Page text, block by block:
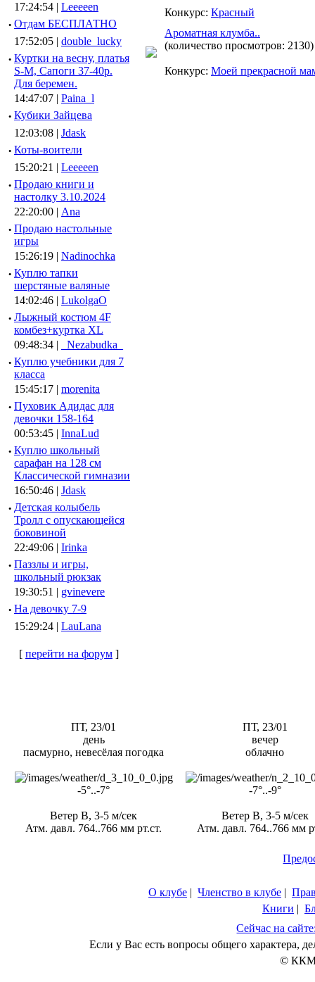
17:24:54 | Leeeeen
· Отдам БЕСПЛАТНО
17:52:05 | double_lucky
· Куртки на весну, платья
S-M, Сапоги 37-40р.
Для беремен.
14:47:07 | Paina_l
· Кубики Зайцева
12:03:08 | Jdask
· Коты-воители
15:20:21 | Leeeeen
· Продаю книги и
настолку 3.10.2024
22:20:00 | Ana
· Продаю настольные
игры
15:26:19 | Nadinochka
· Куплю тапки
шерстяные валяные
14:02:46 | LukolgaO
· Лыжный костюм 4F
комбез+куртка XL
09:48:34 |
_Nezabudka_
· Куплю учебники для 7
класса
15:45:17 | morenita
· Пуховик Адидас для
девочки 158-164
00:53:45 | InnaLud
· Куплю школьный
сарафан на 128 см
Классической гимназии
16:50:46 | Jdask
· Детская колыбель
Тролл с опускающейся
боковиной
22:49:06 | Irinka
· Паззлы и игры,
школьный рюкзак
19:30:51 | gvinevere
· Hа девочку 7-9
15:29:24 | LauLana
[ перейти на форум ]
Конкурс: Красный
Ароматная клумба..
(количество просмотров: 2130)
Конкурс: Моей прекрасной
ПТ, 23/01
день
пасмурно, невесёлая погодка
-5°..-7°
Ветер В, 3-5 м/сек
Атм. давл. 764..766 мм рт.ст.
ПТ, 23/01
вечер
облачно
-7°..-9°
Ветер В, 3-5 м/сек
Атм. давл. 764..766 мм
О клубе | Членство в клубе |
Книги |
Сейчас на
Если у Вас есть вопросы общего характера,
© ККМ